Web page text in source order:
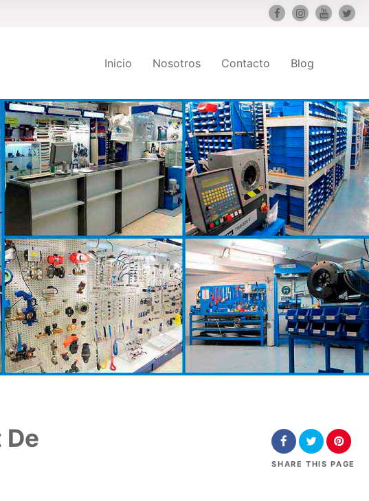
Inicio Nosotros Contacto Blog
SHARE THIS PAGE